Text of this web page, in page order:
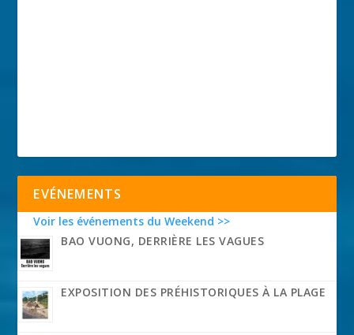
EVÉNEMENTS
Voir les événements du Weekend >>
BAO VUONG, DERRIÈRE LES VAGUES
EXPOSITION DES PRÉHISTORIQUES À LA PLAGE